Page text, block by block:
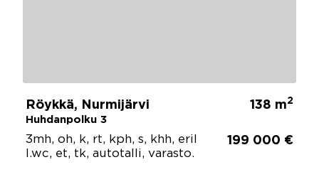
Röykkä, Nurmijärvi
Huhdanpolku 3
138 m2
3mh, oh, k, rt, kph, s, khh, eril
l.wc, et, tk, autotalli, varasto.
199 000 €